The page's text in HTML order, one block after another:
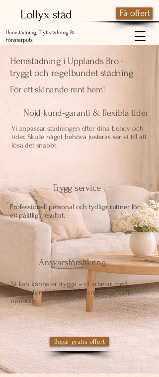
Få offert
Hemstädning, Flyttstädning &
Fönsterputs
Lollyx städ
Hemstädning i Upplands Bro -
tryggt och regelbundet städning
För ett skinande rent hem!
Nöjd kund-garanti & flexibla tider
Vi anpassar städningen efter dina behov och
tider. Skulle något behöva justeras ser vi till att
lösa det snabbt.
Trygg service
Professionell personal och tydliga rutiner för
ett pålitligt resultat.
Ansvarsförsäkring
​Ni kan känna er trygga – vi arbetar med
ansvarsförsäkring och tar ansvar för varje
uppdrag.
Begär gratis offert